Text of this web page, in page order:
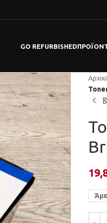
GO REFURBISHED